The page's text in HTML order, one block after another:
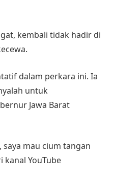
kembali tidak hadir di
dalam perkara ini. Ia
untuk
Jawa Barat
saya mau cium tangan
kanal YouTube